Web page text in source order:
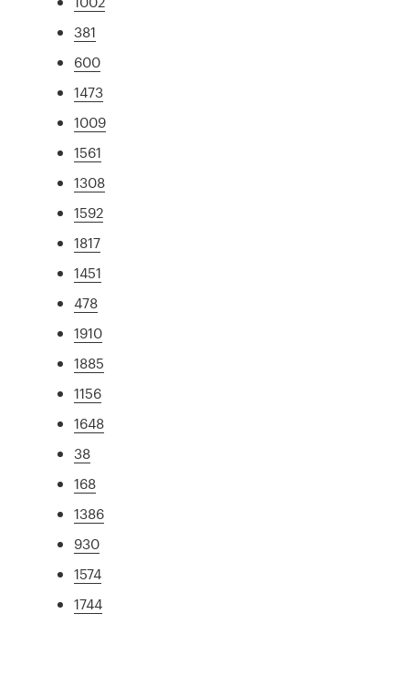
381
600
1473
1009
1561
1308
1592
1817
1451
478
1910
1885
1156
1648
38
168
1386
930
1574
1744